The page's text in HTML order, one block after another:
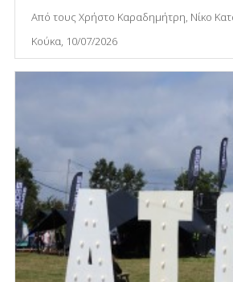
Από τους Χρήστο Καραδημήτρη, Νίκο
Κούκα, 10/07/2026